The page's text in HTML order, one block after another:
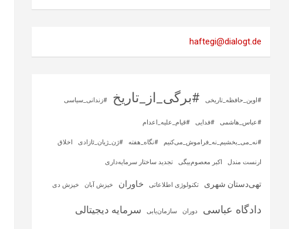
haftegi@dialogt.de
#اوین_حافظه_تاریخی #برگی_از_تاریخ #زندانی_سیاسی
#عباس_هاشمی #فدایی #قیام_علیه_اعدام
#نه_می_بخشیم_نه_فراموش_می‌کنیم #نگاه_هفته #ژن_ژیان_ئازادی اخلاق
ارنست مندل اکبر معصوم‌بیگی تجدید ساختار سرمایه‌داری
تهی‌دستان شهری تکنولوژی اطلاعاتی خاوران خیزش آبان خیزش دی
دادگاه عباسی دوران سازمان‌یابی سرمایه‌ دیجیتالی